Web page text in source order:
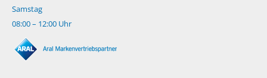
Samstag
08:00 – 12:00 Uhr